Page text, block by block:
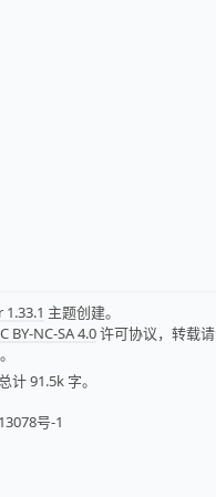
1.33.1 主题创建。
BY-NC-SA 4.0许可协议，转载
总计 91.5k 字。
号-1